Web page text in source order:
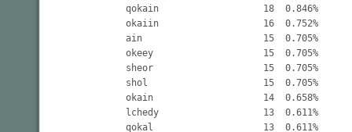
qokain                   18  0.846%
okaiin                   16  0.752%
ain                      15  0.705%
okeey                    15  0.705%
sheor                    15  0.705%
shol                     15  0.705%
okain                    14  0.658%
lchedy                   13  0.611%